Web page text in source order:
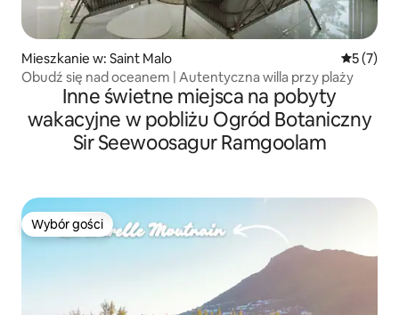
Mieszkanie w: Saint Malo Średnia
5 (7)
Obudź się nad oceanem | Autentyczna willa przy plaży
Inne świetne miejsca na pobyty
wakacyjne w pobliżu Ogród Botaniczny
Sir Seewoosagur Ramgoolam
Wybór gości
Wybór gości